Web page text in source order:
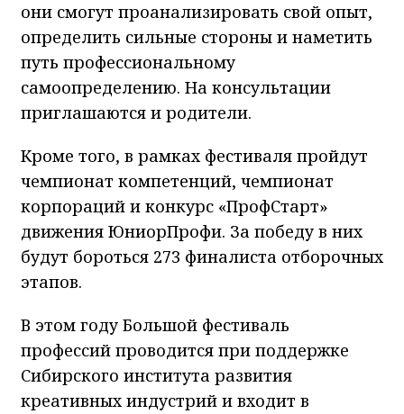
они смогут проанализировать свой опыт,
определить сильные стороны и наметить
путь профессиональному
самоопределению. На консультации
приглашаются и родители.
Кроме того, в рамках фестиваля пройдут
чемпионат компетенций, чемпионат
корпораций и конкурс «ПрофСтарт»
движения ЮниорПрофи. За победу в них
будут бороться 273 финалиста отборочных
этапов.
В этом году Большой фестиваль
профессий проводится при поддержке
Сибирского института развития
креативных индустрий и входит в